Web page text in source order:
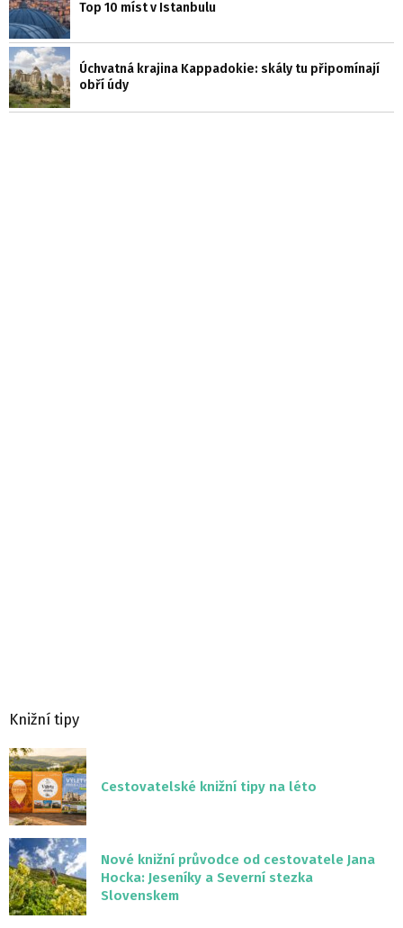
Top 10 míst v Istanbulu
Úchvatná krajina Kappadokie: skály tu připomínají
obří údy
Knižní tipy
Cestovatelské knižní tipy na léto
Nové knižní průvodce od cestovatele Jana
Hocka: Jeseníky a Severní stezka
Slovenskem